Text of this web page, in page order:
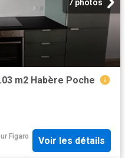
7 photos
m2 Habère Poche
Figaro
Voir les détails